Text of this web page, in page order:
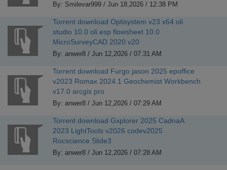
By: Smilevar999 / Jun 18,2026 / 12:38 PM
Torrent download Optisystem v23 x64 oli
studio 10.0 oli esp flowsheet 10.0
MicroSurveyCAD 2020 v20
By: anwer8 / Jun 12,2026 / 07:31 AM
Torrent download Furgo jason 2025 epoffice
v2023 Romax 2024.1 Geochemist Workbench
v17.0 arcgis pro
By: anwer8 / Jun 12,2026 / 07:29 AM
Torrent download Gxplorer 2025 CadnaA
2023 LightTools v2026 codev2025
Rocscience Slide3
By: anwer8 / Jun 12,2026 / 07:28 AM